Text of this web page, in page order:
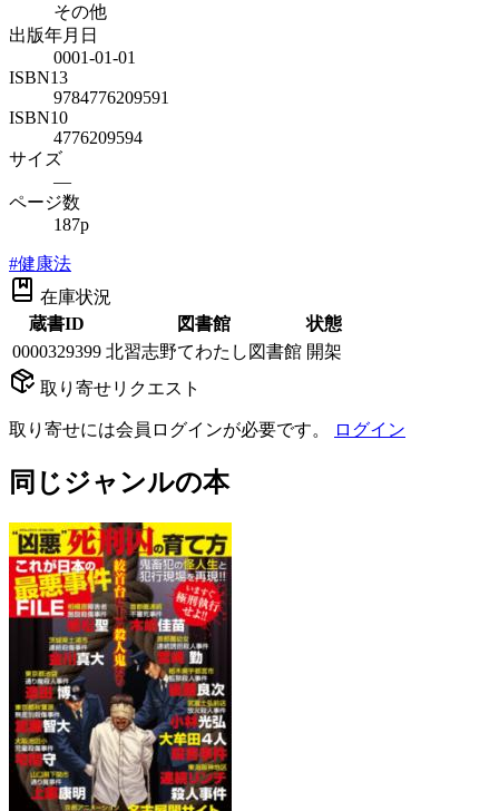
その他
出版年月日
0001-01-01
ISBN13
9784776209591
ISBN10
4776209594
サイズ
—
ページ数
187p
#健康法
在庫状況
蔵書ID
図書館
状態
0000329399 北習志野てわたし図書館 開架
取り寄せリクエスト
取り寄せには会員ログインが必要です。 ログイン
同じジャンルの本